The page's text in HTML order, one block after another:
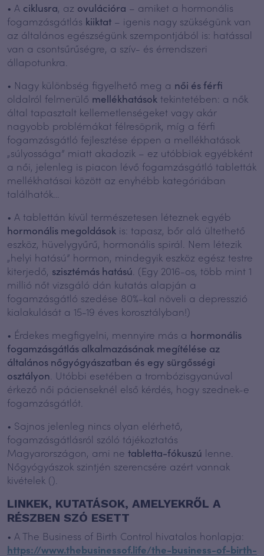
• A ciklusra, az ovulációra – amiket a hormonális
fogamzásgátlás kiiktat – igenis nagy szükségünk van
az általános egészségünk szempontjából is: hatással
van a csontsűrűségre, a szív- és érrendszeri
állapotunkra.
• Nagy különbség figyelhető meg a női és férfi
oldalról felmerülő mellékhatások tekintetében: a nők
által tapasztalt kellemetlenségeket vagy akár
nagyobb problémákat félresöprik, míg a férfi
fogamzásgátló fejlesztése éppen a mellékhatások
„súlyossága” miatt akadozik – ez utóbbiak egyébként
a női, jelenleg is piacon lévő fogamzásgátló tabletták
mellékhatásai között az enyhébb kategóriában
találhatók…
• A tablettán kívül természetesen léteznek egyéb
hormonális megoldások is: tapasz, bőr alá ültethető
eszköz, hüvelygyűrű, hormonális spirál. Nem létezik
„helyi hatású” hormon, mindegyik eszköz egész testre
kiterjedő, szisztémás hatású. (Egy 2016-os, több mint 1
millió nőt vizsgáló dán kutatás alapján a
fogamzásgátló szedése 80%-kal növeli a depresszió
kialakulását a 15-19 éves korosztályban!)
• Érdekes megfigyelni, mennyire más a hormonális
fogamzásgátlás alkalmazásának megítélése az
általános nőgyógyászatban és egy sürgősségi
osztályon. Utóbbi esetében a trombózisgyanúval
érkező női pácienseknél első kérdés, hogy szednek-e
fogamzásgátlót.
• Sajnos jelenleg nincs olyan elérhető,
fogamzásgátlásról szóló tájékoztatás
Magyarországon, ami ne tabletta-fókuszú lenne.
Nőgyógyászok szintjén szerencsére azért vannak
kivételek ().
LINKEK, KUTATÁSOK, AMELYEKRŐL A
RÉSZBEN SZÓ ESETT
• A The Business of Birth Control hivatalos honlapja:
https://www.thebusinessof.life/the-business-of-birth-